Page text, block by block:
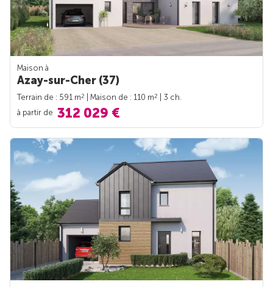
Maison à
Azay-sur-Cher (37)
Terrain de : 591 m2 | Maison de : 110 m2
| 3 ch.
à partir de 312 029 €